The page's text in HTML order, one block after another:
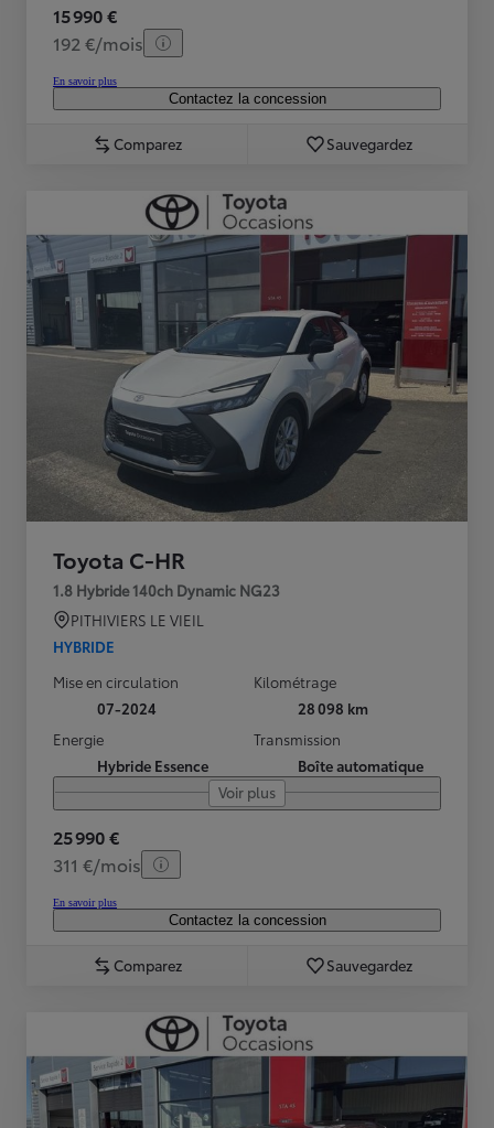
15 990 €
192 €/mois
En savoir plus
Contactez la concession
Comparez Sauvegardez
Toyota C-HR
1.8 Hybride 140ch Dynamic NG23
PITHIVIERS LE VIEIL
HYBRIDE
Mise en circulation
07-2024
Kilométrage
28 098 km
Energie
Hybride Essence
Transmission
Boîte automatique
Voir plus
25 990 €
311 €/mois
En savoir plus
Contactez la concession
Comparez Sauvegardez